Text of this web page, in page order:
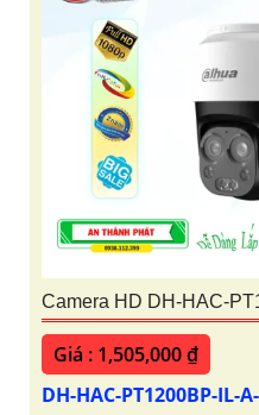
Camera HD DH-HAC-
Giá : 1,505,000 ₫
DH-HAC-PT1200BP-IL-